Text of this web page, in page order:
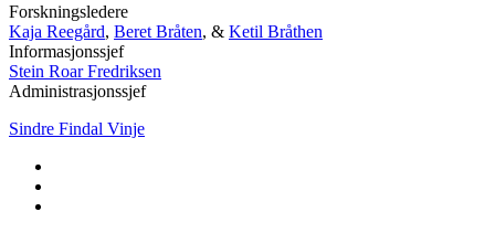
Forskningsledere
Kaja Reegård, Beret Bråten, & Ketil Bråthen
Informasjonssjef
Stein Roar Fredriksen
Administrasjonssjef
Sindre Findal Vinje